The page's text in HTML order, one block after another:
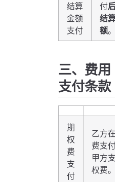
结算
金额
支付
付后端
结算支
额。
三、费用
支付条款
期
权
费
支
付
乙方在期
费支付日
甲方支付
权费。